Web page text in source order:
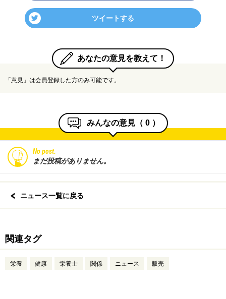
ツイートする
あなたの意見を教えて！
「意見」は会員登録した方のみ可能です。
みんなの意見（ 0 ）
No post.
まだ投稿がありません。
ニュース一覧に戻る
関連タグ
栄養 健康 栄養士 関係 ニュース 販売